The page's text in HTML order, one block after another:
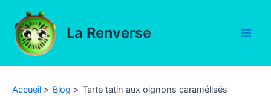
contenu
La Renverse
Accueil Blog Tarte tatin aux oignons caramélisés